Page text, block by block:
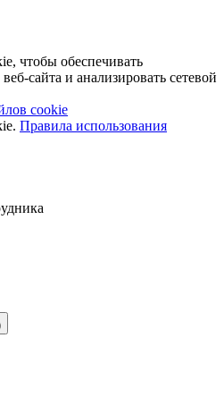
чтобы обеспечивать
сайта и анализировать сетевой
cookie
Правила использования